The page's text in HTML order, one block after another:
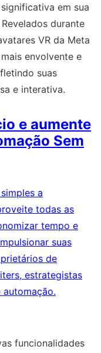
em sua
Revelados durante
VR da Meta
envolvente e
suas
e interativa.
e aumente
Sem
a
todas as
tempo e
suas
de
estrategistas
funcionalidades